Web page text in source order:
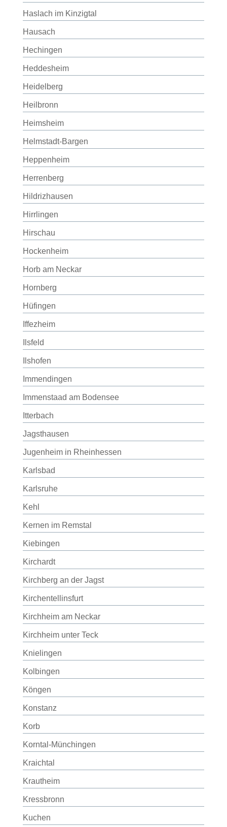
Haslach im Kinzigtal
Hausach
Hechingen
Heddesheim
Heidelberg
Heilbronn
Heimsheim
Helmstadt-Bargen
Heppenheim
Herrenberg
Hildrizhausen
Hirrlingen
Hirschau
Hockenheim
Horb am Neckar
Hornberg
Hüfingen
Iffezheim
Ilsfeld
Ilshofen
Immendingen
Immenstaad am Bodensee
Itterbach
Jagsthausen
Jugenheim in Rheinhessen
Karlsbad
Karlsruhe
Kehl
Kernen im Remstal
Kiebingen
Kirchardt
Kirchberg an der Jagst
Kirchentellinsfurt
Kirchheim am Neckar
Kirchheim unter Teck
Knielingen
Kolbingen
Köngen
Konstanz
Korb
Korntal-Münchingen
Kraichtal
Krautheim
Kressbronn
Kuchen